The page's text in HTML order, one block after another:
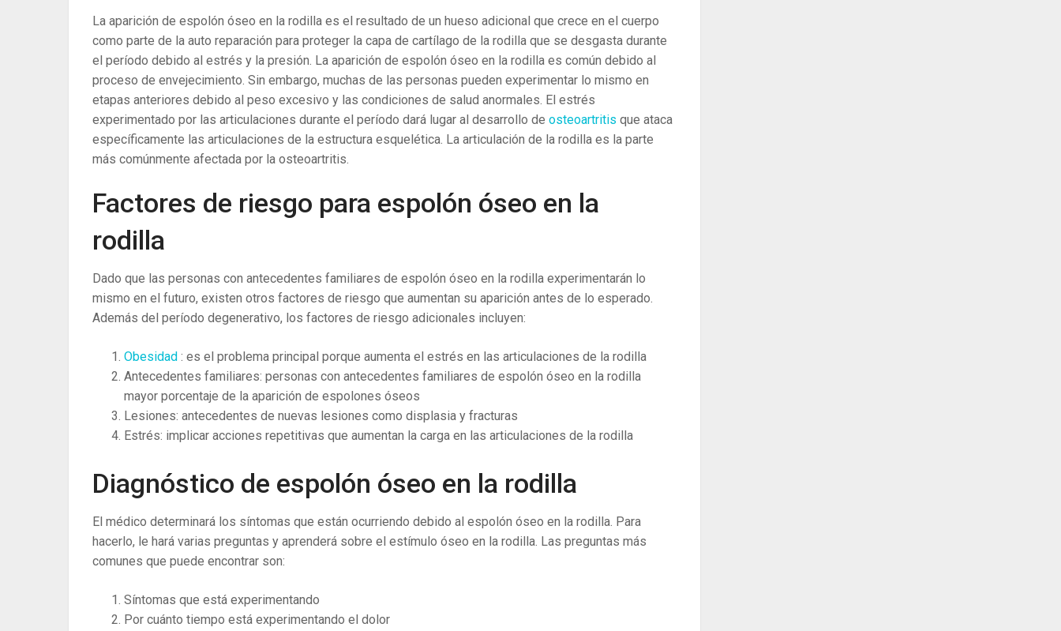
La aparición de espolón óseo en la rodilla es el resultado de un hueso adicional que crece en el cuerpo
como parte de la auto reparación para proteger la capa de cartílago de la rodilla que se desgasta durante
el período debido al estrés y la presión. La aparición de espolón óseo en la rodilla es común debido al
proceso de envejecimiento. Sin embargo, muchas de las personas pueden experimentar lo mismo en
etapas anteriores debido al peso excesivo y las condiciones de salud anormales. El estrés
experimentado por las articulaciones durante el período dará lugar al desarrollo de osteoartritis que ataca
específicamente las articulaciones de la estructura esquelética. La articulación de la rodilla es la parte
más comúnmente afectada por la osteoartritis.
Factores de riesgo para espolón óseo en la
rodilla
Dado que las personas con antecedentes familiares de espolón óseo en la rodilla experimentarán lo
mismo en el futuro, existen otros factores de riesgo que aumentan su aparición antes de lo esperado.
Además del período degenerativo, los factores de riesgo adicionales incluyen:
Obesidad : es el problema principal porque aumenta el estrés en las articulaciones de la rodilla
Antecedentes familiares: personas con antecedentes familiares de espolón óseo en la rodilla
mayor porcentaje de la aparición de espolones óseos
Lesiones: antecedentes de nuevas lesiones como displasia y fracturas
Estrés: implicar acciones repetitivas que aumentan la carga en las articulaciones de la rodilla
Diagnóstico de espolón óseo en la rodilla
El médico determinará los síntomas que están ocurriendo debido al espolón óseo en la rodilla. Para
hacerlo, le hará varias preguntas y aprenderá sobre el estímulo óseo en la rodilla. Las preguntas más
comunes que puede encontrar son:
Síntomas que está experimentando
Por cuánto tiempo está experimentando el dolor